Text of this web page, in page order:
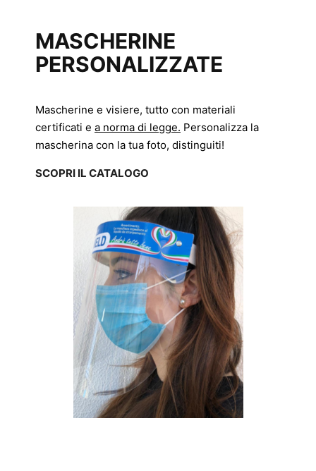
MASCHERINE
PERSONALIZZATE
Mascherine e visiere, tutto con materiali
certificati e a norma di legge. Personalizza la
mascherina con la tua foto, distinguiti!
SCOPRI IL CATALOGO